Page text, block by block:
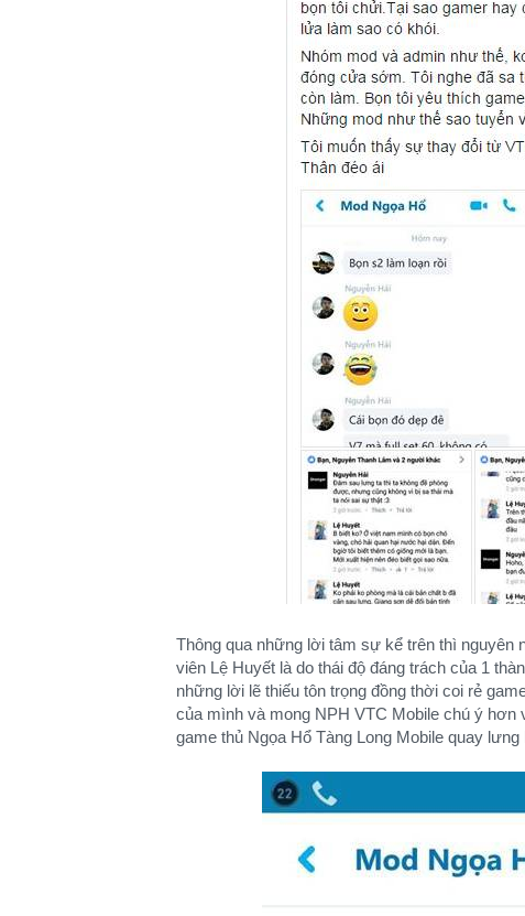
Thông qua những lời tâm sự kể trên thì
viên Lệ Huyết là do thái độ đáng trách của 1
những lời lẽ thiếu tôn trọng đồng thời coi rẻ
của mình và mong NPH VTC Mobile chú ý
game thủ Ngọa Hổ Tàng Long Mobile quay